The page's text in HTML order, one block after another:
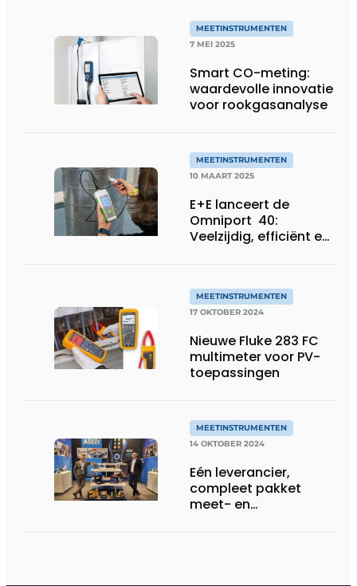
MEETINSTRUMENTEN
7 MEI 2025
Smart CO-meting:
waardevolle innovatie
voor rookgasanalyse
MEETINSTRUMENTEN
10 MAART 2025
E+E lanceert de
Omniport 40:
Veelzijdig, efficiënt en
MEETINSTRUMENTEN
17 OKTOBER 2024
Nieuwe Fluke 283 FC
multimeter voor PV-
toepassingen
MEETINSTRUMENTEN
14 OKTOBER 2024
Eén leverancier,
compleet pakket
meet- en